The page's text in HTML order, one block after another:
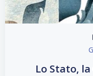
Lo Stato,